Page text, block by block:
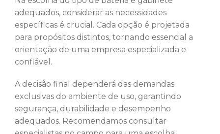
adequados, considerar as necessidades
específicas é crucial. Cada opção é projetada
para propósitos distintos, tornando essencial a
orientação de uma empresa especializada e
confiável.
A decisão final dependerá das demandas
exclusivas do ambiente de uso, garantindo
segurança, durabilidade e desempenho
adequados. Recomendamos consultar